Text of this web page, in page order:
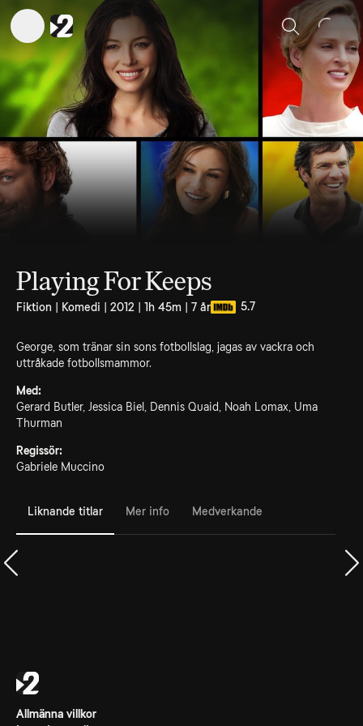
Sök
Playing For Keeps
Fiktion | Komedi | 2012 | 1h 45m | 7 år 5.7
George, som tränar sin sons fotbollslag, jagas av vackra och
uttråkade fotbollsmammor.
Med:
Gerard Butler, Jessica Biel, Dennis Quaid, Noah Lomax, Uma
Thurman
Regissör:
Gabriele Muccino
Liknande titlar Mer info Medverkande
Allmänna villkor